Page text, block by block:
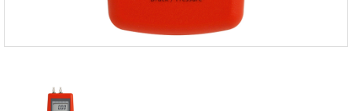
Global Water(GWI)